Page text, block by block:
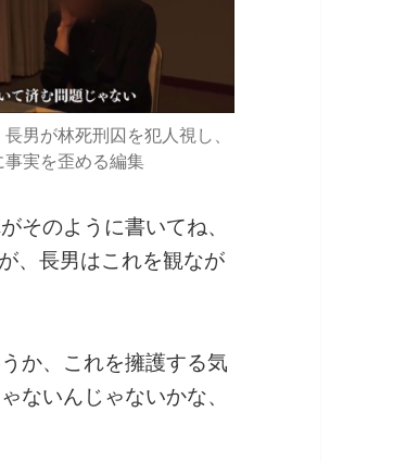
長男が林死刑囚を犯人視し、
実を歪める編集
そのように書いてね、
、長男はこれを観なが
か、これを擁護する気
ないんじゃないかな、